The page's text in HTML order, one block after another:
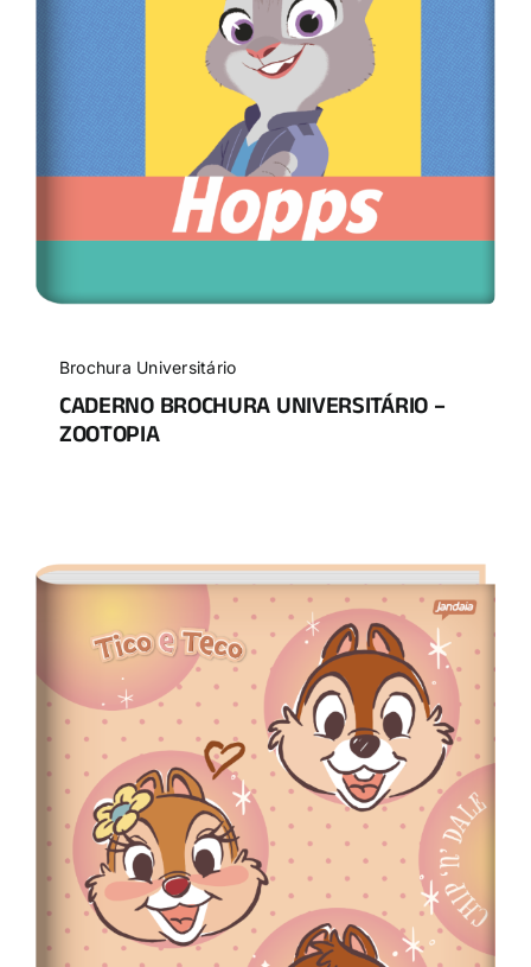
Brochura Universitário
CADERNO BROCHURA UNIVERSITÁRIO –
ZOOTOPIA